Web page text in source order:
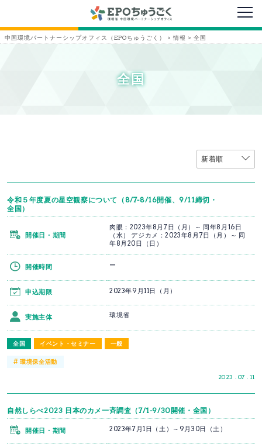
メニ
中国環境パートナーシップオフィス（EPOちゅうごく） > 情報 > 全国
全国
令和５年度夏の星空観察について（8/7-8/16開催、9/11締切・
全国）
全国 イベント・セミナー 一般
2023 . 07 . 11
開催日・期間
肉眼：2023年8月7日（月）～ 同年8月16日
（水） デジカメ：2023年8月7日（月）～ 同
年8月20日（日）
開催時間 ー
申込期限 2023年9月11日（月）
実施主体 環境省
#環境保全活動
自然しらべ2023 日本のカメ一斉調査（7/1-9/30開催・全国）
開催日・期間 2023年7月1日（土）～9月30日（土）